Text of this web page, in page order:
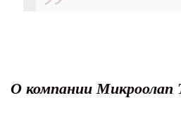
О компании Микроолап